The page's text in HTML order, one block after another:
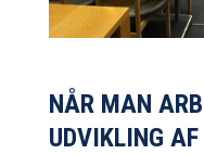
NÅR MAN
UDVIKLING